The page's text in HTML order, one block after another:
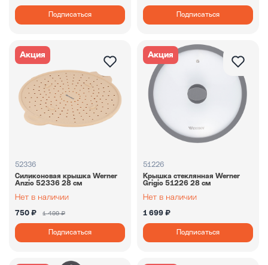
Подписаться Подписаться
Акция
52336
Силиконовая крышка Werner
Anzio 52336 28 см
750 ₽ 1 499 ₽
Подписаться
Акция
51226
Крышка стеклянная Werner
Grigio 51226 28 см
1 699 ₽
Подписаться